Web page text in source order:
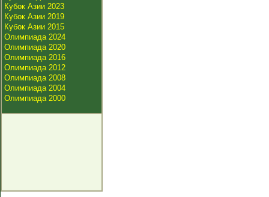
Кубок Азии 2023
Кубок Азии 2019
Кубок Азии 2015
Олимпиада 2024
Олимпиада 2020
Олимпиада 2016
Олимпиада 2012
Олимпиада 2008
Олимпиада 2004
Олимпиада 2000